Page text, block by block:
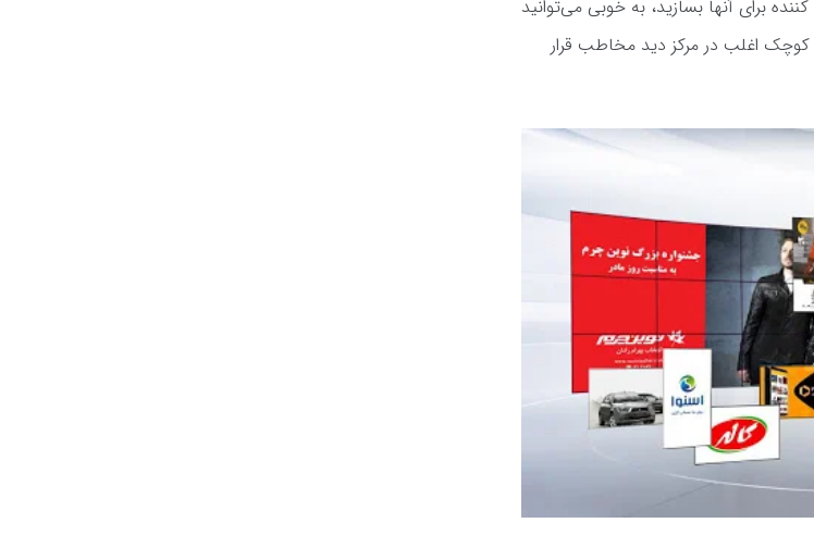
برای آنها بسازید، به خوبی می‌توانید
اغلب در مرکز دید مخاطب قرار